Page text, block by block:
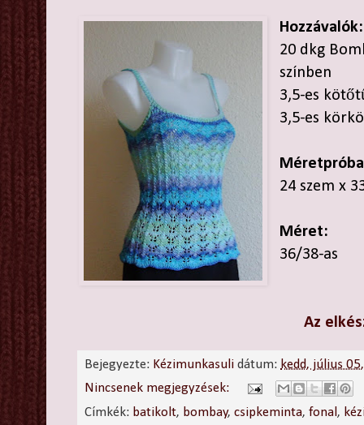
Hozzávalók:
20 dkg
színben
3,5-es
3,5-es
24 szem x
Méret:
36/38-as
Az
Bejegyezte: Kézimunkasuli dátum: kedd, július
Nincsenek megjegyzések:
Címkék: batikolt, bombay,csipkeminta,fonal ,